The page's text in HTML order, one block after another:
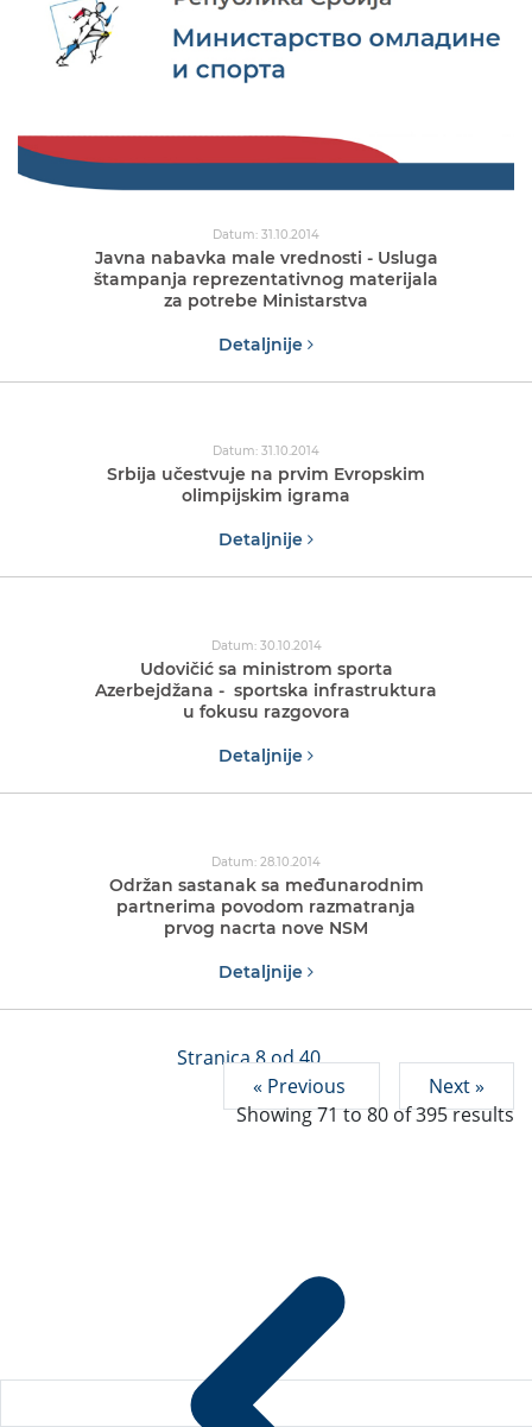
Datum: 31.10.2014
Javna nabavka male vrednosti - Usluga
štampanja reprezentativnog materijala
za potrebe Ministarstva
Detaljnije
Datum: 31.10.2014
Srbija učestvuje na prvim Evropskim
olimpijskim igrama
Detaljnije
Datum: 30.10.2014
Udovičić sa ministrom sporta
Azerbejdžana - sportska infrastruktura
u fokusu razgovora
Detaljnije
Datum: 28.10.2014
Održan sastanak sa međunarodnim
partnerima povodom razmatranja
prvog nacrta nove NSM
Detaljnije
Stranica 8 od 40
« Previous
Next »
Showing71to80 of395results